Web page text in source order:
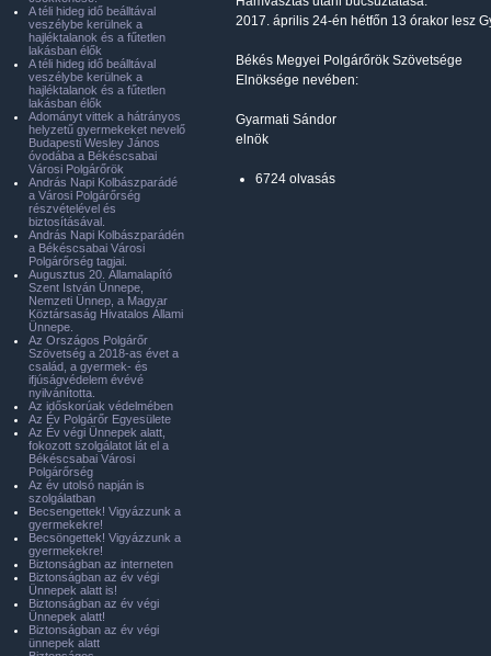
2017. április 24-én hétfőn 13 órakor lesz
Békés Megyei Polgárőrök Szövetsége
Elnöksége nevében:
Gyarmati Sándor
elnök
6724 olvasás
A téli hideg idő beálltával
veszélybe kerülnek a
hajléktalanok és a fűtetlen
lakásban élők
A téli hideg idő beálltával
veszélybe kerülnek a
hajléktalanok és a fűtetlen
lakásban élők
Adományt vittek a hátrányos
helyzetű gyermekeket nevelő
Budapesti Wesley János
óvodába a Békéscsabai
Városi Polgárőrök
András Napi Kolbászparádé
a Városi Polgárőrség
részvételével és
biztosításával.
András Napi Kolbászparádén
a Békéscsabai Városi
Polgárőrség tagjai.
Augusztus 20. Államalapító
Szent István Ünnepe,
Nemzeti Ünnep, a Magyar
Köztársaság Hivatalos Állami
Ünnepe.
Az Országos Polgárőr
Szövetség a 2018-as évet a
család, a gyermek- és
ifjúságvédelem évévé
nyilvánította.
Az időskorúak védelmében
Az Év Polgárőr Egyesülete
Az Év végi Ünnepek alatt,
fokozott szolgálatot lát el a
Békéscsabai Városi
Polgárőrség
Az év utolsó napján is
szolgálatban
Becsengettek! Vigyázzunk a
gyermekekre!
Becsöngettek! Vigyázzunk a
gyermekekre!
Biztonságban az interneten
Biztonságban az év végi
Ünnepek alatt is!
Biztonságban az év végi
Ünnepek alatt!
Biztonságban az év végi
ünnepek alatt